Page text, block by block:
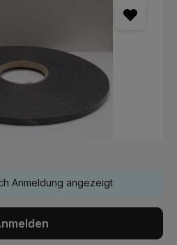
Anmeldung angezeigt